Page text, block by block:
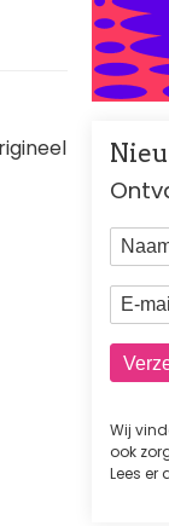
E-
Wij
ook
Lees er